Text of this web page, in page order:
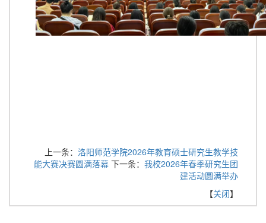
上一条： 洛阳师范学院2026年教育硕士研究生教学技
能大赛决赛圆满落幕 下一条： 我校2026年春季研究生团
建活动圆满举办
【关闭】